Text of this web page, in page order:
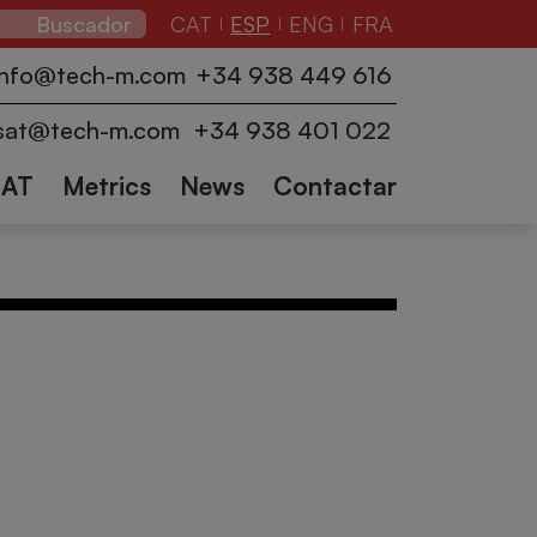
CAT | ESP | ENG | FRA
m.com +34 938 449 616
m.com +34 938 401 022
Logística
Otros
sectores
Envolvedoras
de palets
Transportadores
y accesorios
Robots
industriales
Robots
colaborativos
Metrics News Contactar